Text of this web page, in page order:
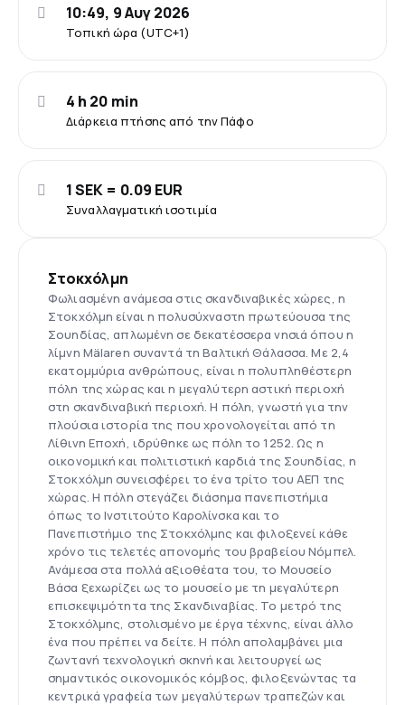
Τοπική ώρα (UTC+1)
10:49, 9 Αυγ 2026
Διάρκεια πτήσης από την Πάφο
4 h 20 min
Συναλλαγματική ισοτιμία
1 SEK = 0.09 EUR
Στοκχόλμη
Φωλιασμένη ανάμεσα στις σκανδιναβικές χώρες, η
Στοκχόλμη είναι η πολυσύχναστη πρωτεύουσα της
Σουηδίας, απλωμένη σε δεκατέσσερα νησιά όπου η
λίμνη Mälaren συναντά τη Βαλτική Θάλασσα. Με 2,4
εκατομμύρια ανθρώπους, είναι η πολυπληθέστερη
πόλη της χώρας και η μεγαλύτερη αστική περιοχή
στη σκανδιναβική περιοχή. Η πόλη, γνωστή για την
πλούσια ιστορία της που χρονολογείται από τη
Λίθινη Εποχή, ιδρύθηκε ως πόλη το 1252. Ως η
οικονομική και πολιτιστική καρδιά της Σουηδίας, η
Στοκχόλμη συνεισφέρει το ένα τρίτο του ΑΕΠ της
χώρας. Η πόλη στεγάζει διάσημα πανεπιστήμια
όπως το Ινστιτούτο Καρολίνσκα και το
Πανεπιστήμιο της Στοκχόλμης και φιλοξενεί κάθε
χρόνο τις τελετές απονομής του βραβείου Νόμπελ.
Ανάμεσα στα πολλά αξιοθέατα του, το Μουσείο
Βάσα ξεχωρίζει ως το μουσείο με τη μεγαλύτερη
επισκεψιμότητα της Σκανδιναβίας. Το μετρό της
Στοκχόλμης, στολισμένο με έργα τέχνης, είναι άλλο
ένα που πρέπει να δείτε. Η πόλη απολαμβάνει μια
ζωντανή τεχνολογική σκηνή και λειτουργεί ως
σημαντικός οικονομικός κόμβος, φιλοξενώντας τα
κεντρικά γραφεία των μεγαλύτερων τραπεζών και